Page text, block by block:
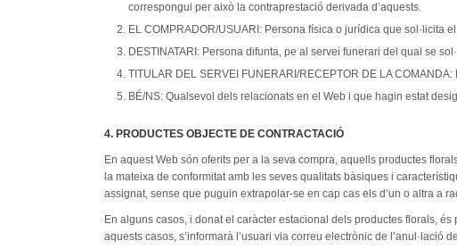
correspongui per això la contraprestació derivada d’aquests.
EL COMPRADOR/USUARI: Persona física o jurídica que sol·licita
DESTINATARI: Persona difunta, pe al servei funerari del qual se
TITULAR DEL SERVEI FUNERARI/RECEPTOR DE LA
BÉ/NS: Qualsevol dels relacionats en el Web i que hagin estat
4. PRODUCTES OBJECTE DE CONTRACTACIÓ
En aquest Web són oferits per a la seva compra, aquells productes
la mateixa de conformitat amb les seves qualitats bàsiques i
assignat, sense que puguin extrapolar-se en cap cas els d’un o altra a
En alguns casos, i donat el caràcter estacional dels productes florals,
aquests casos, s’informarà l’usuari via correu electrònic de l’anul·lació